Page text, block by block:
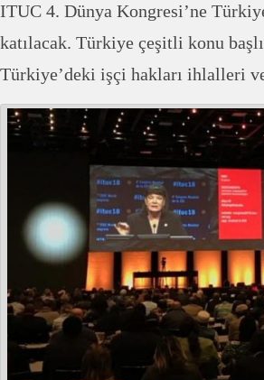
ITUC 4. Dünya Kongresi’ne
katılacak. Türkiye çeşitli konu
Türkiye’deki işçi hakları ihlalleri